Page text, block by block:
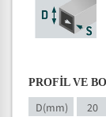
PROFİL VE
D(mm) 20